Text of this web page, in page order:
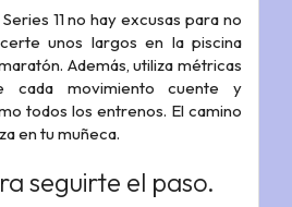
11 no hay excusas para no
unos largos en la piscina
Además, utiliza métricas
cada movimiento cuente y
todos los entrenos. El camino
en tu muñeca.
seguirte el paso.